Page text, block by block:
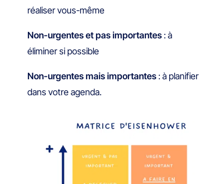
réaliser vous-même
Non-urgentes et pas importantes: à
éliminer si possible
Non-urgentes mais importantes: à planifier
dans votre agenda.